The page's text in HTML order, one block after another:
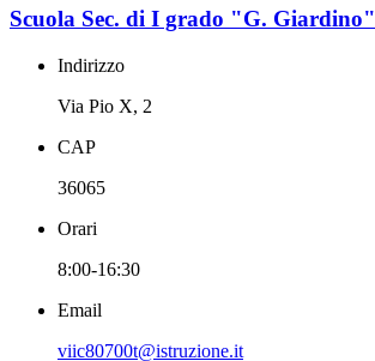
Scuola Sec. di I grado "G. Giardino"
Indirizzo
Via Pio X, 2
CAP
36065
Orari
8:00-16:30
Email
viic80700t@istruzione.it